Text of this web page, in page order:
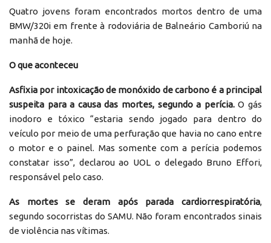
Quatro jovens foram encontrados mortos dentro de uma
BMW/320i em frente à rodoviária de Balneário Camboriú na
manhã de hoje.
O que aconteceu
Asfixia por intoxicação de monóxido de carbono é a principal
suspeita para a causa das mortes, segundo a perícia.O gás
inodoro e tóxico “estaria sendo jogado para dentro do
veículo por meio de uma perfuração que havia no cano entre
o motor e o painel. Mas somente com a perícia podemos
constatar isso”, declarou ao UOL o delegado Bruno Effori,
responsável pelo caso.
As mortes se deram após parada cardiorrespiratória,
segundo socorristas do SAMU. Não foram encontrados sinais
de violência nas vítimas.